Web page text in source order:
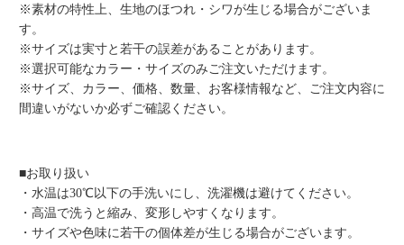
※素材の特性上、生地のほつれ・シワが生じる場合がございま
す。
※サイズは実寸と若干の誤差があることがあります。
※選択可能なカラー・サイズのみご注文いただけます。
※サイズ、カラー、価格、数量、お客様情報など、ご注文内容に
間違いがないか必ずご確認ください。
■お取り扱い
・水温は30℃以下の手洗いにし、洗濯機は避けてください。
・高温で洗うと縮み、変形しやすくなります。
・サイズや色味に若干の個体差が生じる場合がございます。